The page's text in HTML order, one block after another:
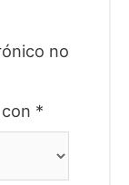
no
*